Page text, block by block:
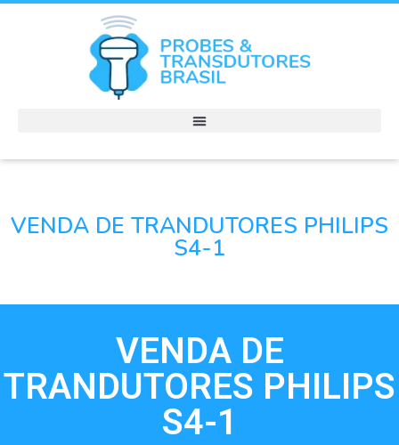
VENDA DE TRANDUTORES PHILIPS
S4-1
VENDA DE
TRANDUTORES PHILIPS
S4-1